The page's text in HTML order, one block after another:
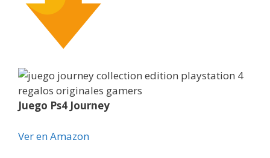
Juego Ps4 Journey
Ver en Amazon